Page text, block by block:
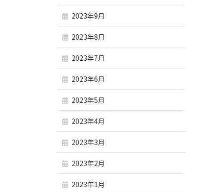
2023年9月
2023年8月
2023年7月
2023年6月
2023年5月
2023年4月
2023年3月
2023年2月
2023年1月